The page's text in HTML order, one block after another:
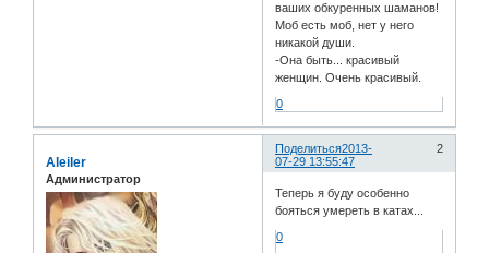
ваших обкуренных шаманов!
Моб есть моб, нет у него
никакой души.
-Она быть... красивый
женщин. Очень красивый.
0
Поделиться 2
2013-
07-29 13:55:47
Aleiler
Администратор
Теперь я буду особенно
бояться умереть в катах...
0